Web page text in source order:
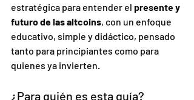
estratégica para entender el presente y
futuro de las altcoins, con un enfoque
educativo, simple y didáctico, pensado
tanto para principiantes como para
quienes ya invierten.
¿Para quién es esta guía?